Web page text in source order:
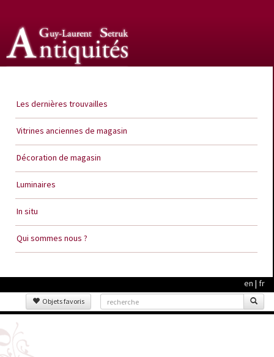
Les dernières trouvailles
Vitrines anciennes de magasin
Décoration de magasin
Luminaires
In situ
Qui sommes nous ?
en | fr
Objets favoris